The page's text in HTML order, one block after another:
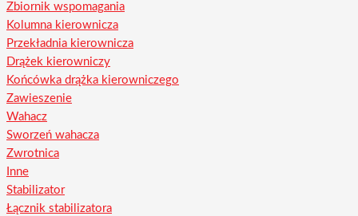
Zbiornik wspomagania
Kolumna kierownicza
Przekładnia kierownicza
Drążek kierowniczy
Końcówka drążka kierowniczego
Zawieszenie
Wahacz
Sworzeń wahacza
Zwrotnica
Inne
Stabilizator
Łącznik stabilizatora